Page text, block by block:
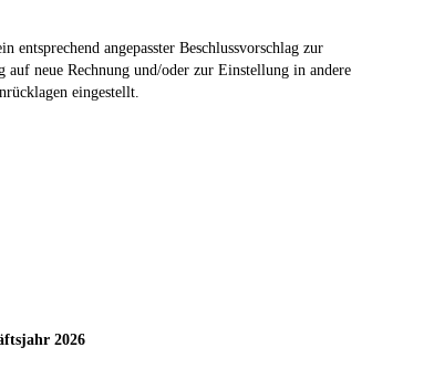
angepasster Beschlussvorschlag zur
neue Rechnung und/oder zur Einstellung in andere
eingestellt.
2026